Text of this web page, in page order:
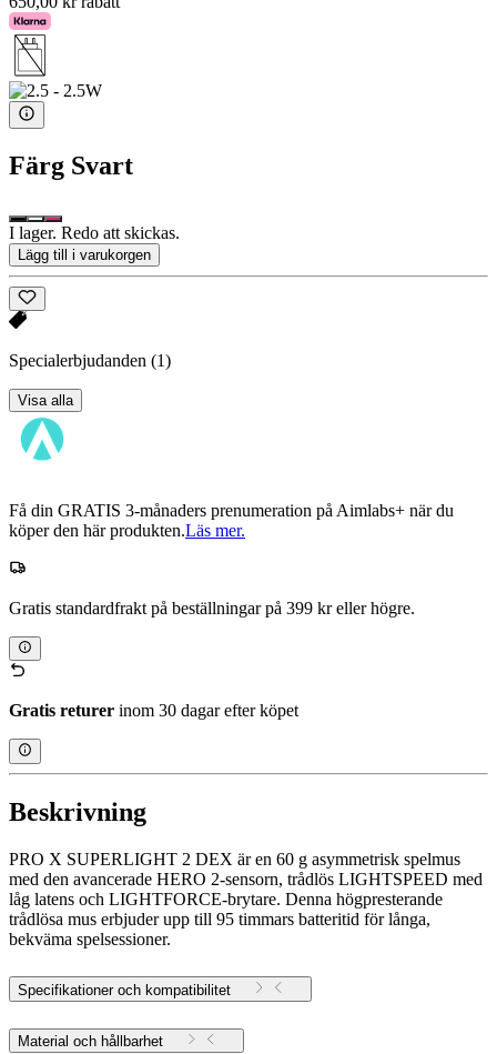
Färg Svart
I lager. Redo att skickas.
Lägg till i varukorgen
Specialerbjudanden (1)
Visa alla
Få din GRATIS 3-månaders prenumeration på Aimlabs+ när du
köper den här produkten.Läs mer.
Gratis standardfrakt på beställningar på 399 kr eller högre.
Gratis returer inom 30 dagar efter köpet
Beskrivning
PRO X SUPERLIGHT 2 DEX är en 60 g asymmetrisk spelmus
med den avancerade HERO 2-sensorn, trådlös LIGHTSPEED med
låg latens och LIGHTFORCE-brytare. Denna högpresterande
trådlösa mus erbjuder upp till 95 timmars batteritid för långa,
bekväma spelsessioner.
Specifikationer och kompatibilitet
Material och hållbarhet